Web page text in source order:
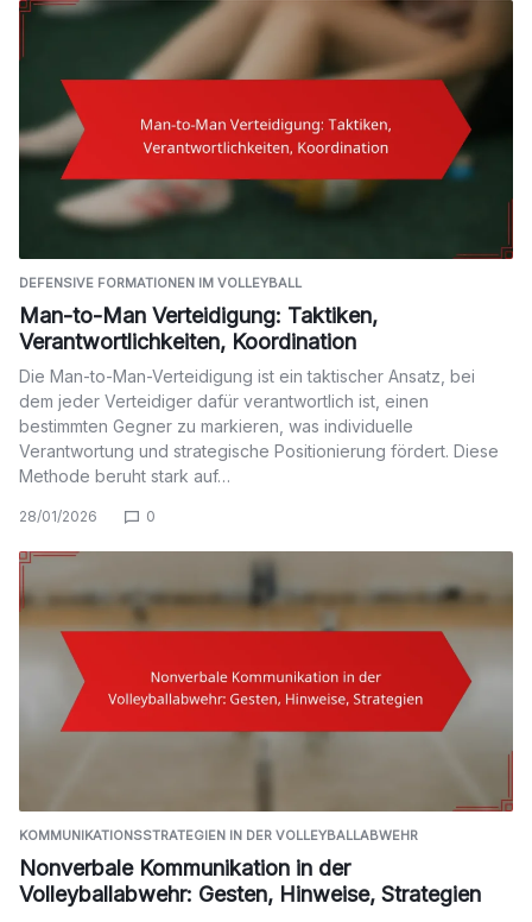
DEFENSIVE FORMATIONEN IM VOLLEYBALL
Man-to-Man Verteidigung: Taktiken,
Verantwortlichkeiten, Koordination
Die Man-to-Man-Verteidigung ist ein taktischer Ansatz, bei
dem jeder Verteidiger dafür verantwortlich ist, einen
bestimmten Gegner zu markieren, was individuelle
Verantwortung und strategische Positionierung fördert. Diese
Methode beruht stark auf…
28/01/2026 0
KOMMUNIKATIONSSTRATEGIEN IN DER VOLLEYBALLABWEHR
Nonverbale Kommunikation in der
Volleyballabwehr: Gesten, Hinweise, Strategien